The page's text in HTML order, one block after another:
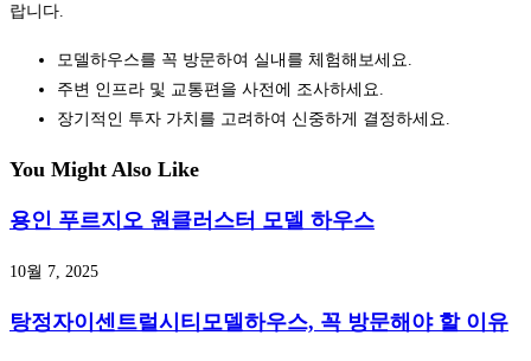
랍니다.
모델하우스를 꼭 방문하여 실내를 체험해보세요.
주변 인프라 및 교통편을 사전에 조사하세요.
장기적인 투자 가치를 고려하여 신중하게 결정하세요.
You Might Also Like
용인 푸르지오 원클러스터 모델 하우스
10월 7, 2025
탕정자이센트럴시티모델하우스, 꼭 방문해야 할 이유